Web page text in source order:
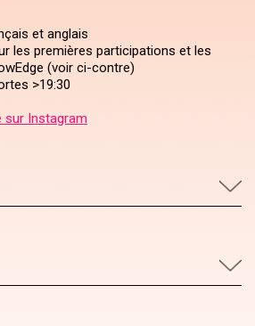
et anglais
les premières participations et les
(voir ci-contre)
>19:30
sur Instagram